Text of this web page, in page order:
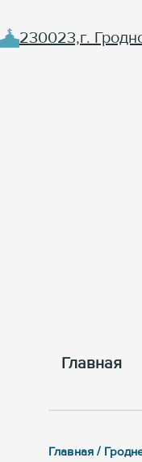
230023,г.
Главная
Главная /